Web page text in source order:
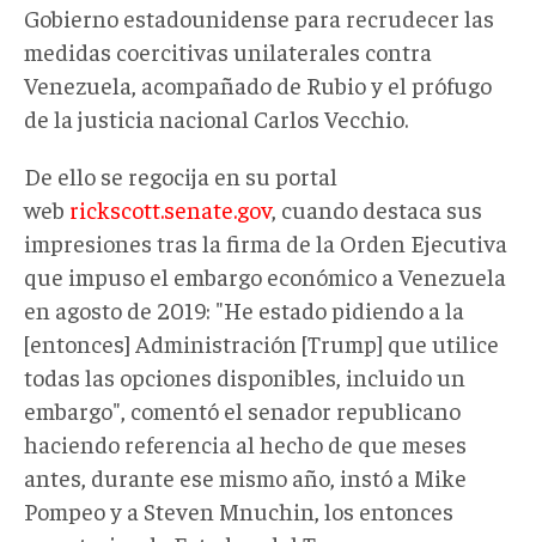
Gobierno estadounidense para recrudecer las
medidas coercitivas unilaterales contra
Venezuela, acompañado de Rubio y el prófugo
de la justicia nacional Carlos Vecchio.
De ello se regocija en su portal
web rickscott.senate.gov, cuando destaca sus
impresiones tras la firma de la Orden Ejecutiva
que impuso el embargo económico a Venezuela
en agosto de 2019: "He estado pidiendo a la
[entonces] Administración [Trump] que utilice
todas las opciones disponibles, incluido un
embargo", comentó el senador republicano
haciendo referencia al hecho de que meses
antes, durante ese mismo año, instó a Mike
Pompeo y a Steven Mnuchin, los entonces